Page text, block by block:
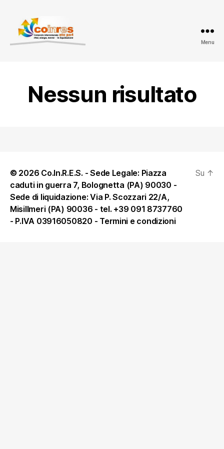
Amministrazione
trasparente
Menu
Nessun risultato
© 2026 Co.In.R.E.S. - Sede Legale: Piazza
caduti in guerra 7, Bolognetta (PA) 90030 -
Sede di liquidazione: Via P. Scozzari 22/A,
Misillmeri (PA) 90036 - tel. +39 091 8737760
- P.IVA 03916050820 - Termini e condizioni
Su ↑